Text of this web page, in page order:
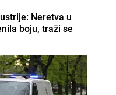
Neretva u
boju, traži se